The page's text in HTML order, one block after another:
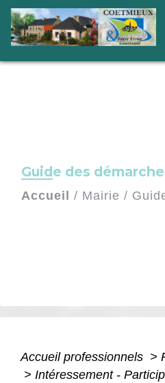
Guide des
Accueil / Mairie /
Accueil professionnels >
> Intéressement -